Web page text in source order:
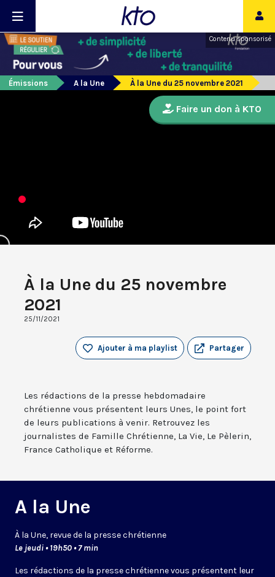
Contenu sponsorisé
Émissions A la Une À la Une du 25 novembre 2021
À la Une du 25 novembre
2021
25/11/2021
Partager
Ajouter à ma playlist
Les rédactions de la presse hebdomadaire
chrétienne vous présentent leurs Unes, le point fort
de leurs publications à venir. Retrouvez les
journalistes de Famille Chrétienne, La Vie, Le Pèlerin,
France Catholique et Réforme.
A la Une
À la Une, revue de la presse chrétienne
Le jeudi • 19h50 • 7 min
Les rédactions de la presse chrétienne vous présentent leur
Faire un don à KTO